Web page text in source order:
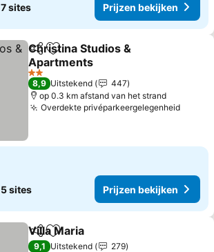
7 sites Prijzen bekijken
DelenToevoegen aan favorieten
Christina Studios &
Apartments
2 Sterren
8,9 Uitstekend
447
op 0.3 km afstand van het strand
Overdekte privéparkeergelegenheid
5 sites Prijzen bekijken
DelenToevoegen aan favorieten
Villa Maria
9,1 Uitstekend
279